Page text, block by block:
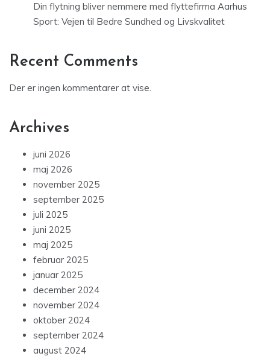
Din flytning bliver nemmere med flyttefirma Aarhus
Sport: Vejen til Bedre Sundhed og Livskvalitet
Recent Comments
Der er ingen kommentarer at vise.
Archives
juni 2026
maj 2026
november 2025
september 2025
juli 2025
juni 2025
maj 2025
februar 2025
januar 2025
december 2024
november 2024
oktober 2024
september 2024
august 2024